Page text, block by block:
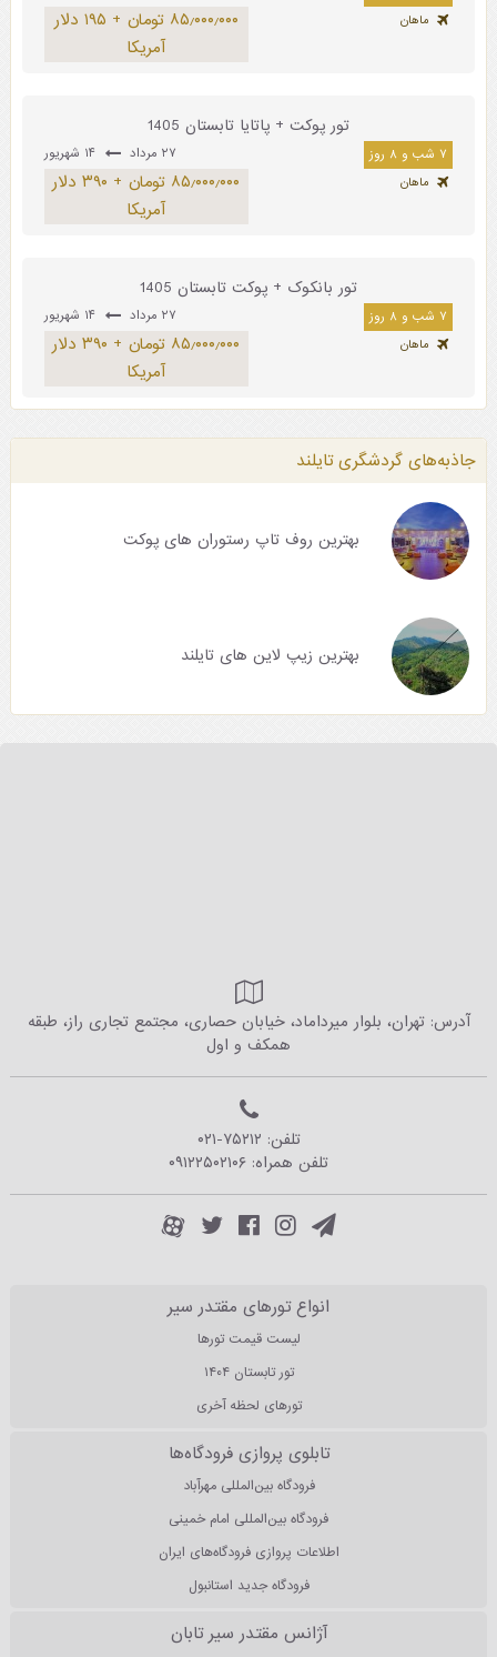
ماهان
۸۵٫۰۰۰٫۰۰۰ تومان + ۱۹۵ دلار
آمریکا
تور پوکت + پاتایا تابستان 1405
۷ شب و ۸ روز ۲۷ مرداد
ماهان
۸۵٫۰۰۰٫۰۰۰ تومان + ۳۹۰ دلار
آمریکا
تور بانکوک + پوکت تابستان 1405
۷ شب و ۸ روز ۲۷ مرداد
ماهان
۸۵٫۰۰۰٫۰۰۰ تومان + ۳۹۰ دلار
آمریکا
جاذبه‌های گردشگری تایلند
بهترین روف تاپ رستوران های پوکت
بهترین زیپ لاین های تایلند
آدرس: تهران، بلوار میرداماد، خیابان حصاری، مجتمع تجاری راز، طبقه
همکف و اول
تلفن: ۰۲۱-۷۵۲۱۲
تلفن همراه: ۰۹۱۲۲۵۰۲۱۰۶
انواع تورهای مقتدر سیر
لیست قیمت تورها
تور تابستان ۱۴۰۴
تورهای لحظه آخری
تابلوی پروازی فرودگاه‌ها
فرودگاه بین‌المللی مهرآباد
فرودگاه بین‌المللی امام خمینی
اطلاعات پروازی فرودگاه‌های ایران
فرودگاه جدید استانبول
آژانس مقتدر سیر تابان